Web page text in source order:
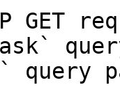
GET
query